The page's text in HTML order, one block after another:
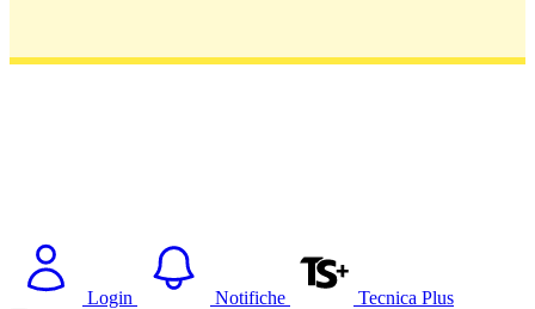
Login Notifiche Tecnica Plus